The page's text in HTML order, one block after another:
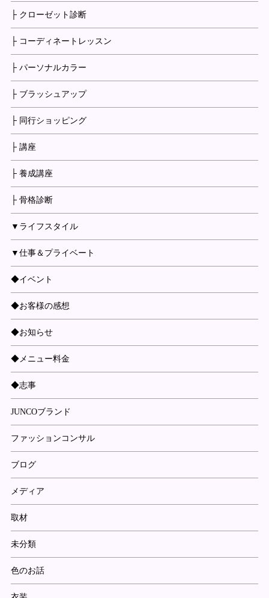
├ クローゼット診断
├ コーディネートレッスン
├ パーソナルカラー
├ ブラッシュアップ
├ 同行ショッピング
├ 講座
├ 養成講座
├ 骨格診断
▼ライフスタイル
▼仕事＆プライベート
◆イベント
◆お客様の感想
◆お知らせ
◆メニュー料金
◆志事
JUNCOブランド
ファッションコンサル
ブログ
メディア
取材
未分類
色のお話